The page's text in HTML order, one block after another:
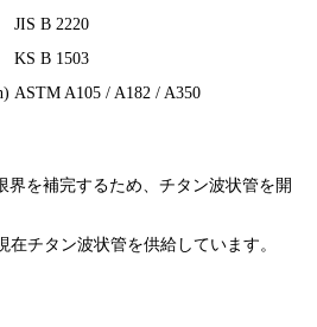
JIS B 2220
KS B 1503
ASTM A105 / A182 / A350
界を補完するため、チタン波状管を開
在チタン波状管を供給しています。